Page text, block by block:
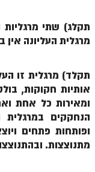
הזוהר הקדוש בא מתקדמים
הזוהר הקדוש בשלח
הזוהר הקדוש יתרו מתחילים
הזוהר הקדוש יתרו מתקדמים
משפטים מתחילים
תקלג) שתי מרגליות
מרגלית העליונה אין
תקלד) מרגלית זו
אותיות חקוקות,
ומאירות כל אחת
הנחקקים במרגלית
ופותחות פתחים
מתנוצצות.